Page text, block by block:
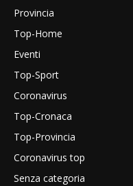
Provincia
Top-Home
Eventi
Top-Sport
Coronavirus
Top-Cronaca
Top-Provincia
Coronavirus top
Senza categoria